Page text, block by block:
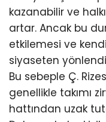
kazanabilir ve
artar. Ancak bu
etkilemesi ve
siyaseten
Bu sebeple Ç.
genellikle takımı
hattından uzak